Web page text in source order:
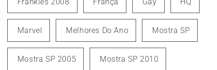
Marvel Melhores Do Ano Mostra SP
Mostra SP 2005 Mostra SP 2010